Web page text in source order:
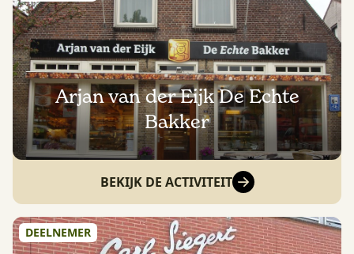
Arjan van der Eijk De Echte
Bakker
BEKIJK DE ACTIVITEIT
DEELNEMER